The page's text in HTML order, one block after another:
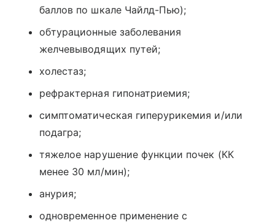
баллов по шкале Чайлд-Пью);
обтурационные заболевания
желчевыводящих путей;
холестаз;
рефрактерная гипонатриемия;
симптоматическая гиперурикемия и/или
подагра;
тяжелое нарушение функции почек (КК
менее 30 мл/мин);
анурия;
одновременное применение с